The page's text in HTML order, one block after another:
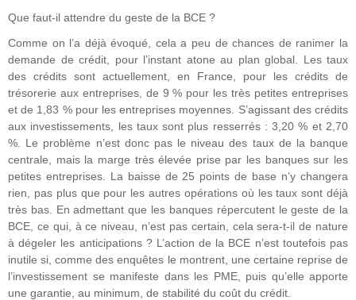
Que faut-il attendre du geste de la BCE ?
Comme on l’a déjà évoqué, cela a peu de chances de ranimer la
demande de crédit, pour l’instant atone au plan global. Les taux
des crédits sont actuellement, en France, pour les crédits de
trésorerie aux entreprises, de 9 % pour les très petites entreprises
et de 1,83 % pour les entreprises moyennes. S’agissant des crédits
aux investissements, les taux sont plus resserrés : 3,20 % et 2,70
%. Le problème n’est donc pas le niveau des taux de la banque
centrale, mais la marge très élevée prise par les banques sur les
petites entreprises. La baisse de 25 points de base n’y changera
rien, pas plus que pour les autres opérations où les taux sont déjà
très bas. En admettant que les banques répercutent le geste de la
BCE, ce qui, à ce niveau, n’est pas certain, cela sera-t-il de nature
à dégeler les anticipations ? L’action de la BCE n’est toutefois pas
inutile si, comme des enquêtes le montrent, une certaine reprise de
l’investissement se manifeste dans les PME, puis qu’elle apporte
une garantie, au minimum, de stabilité du coût du crédit.